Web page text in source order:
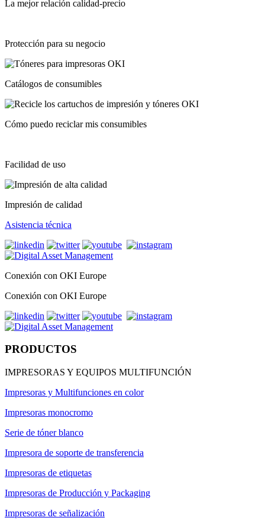
La mejor relación calidad-precio
Protección para su negocio
Catálogos de consumibles
Cómo puedo reciclar mis consumibles
Facilidad de uso
Impresión de calidad
Asistencia técnica
Conexión con OKI Europe
Conexión con OKI Europe
PRODUCTOS
IMPRESORAS Y EQUIPOS MULTIFUNCIÓN
Impresoras y Multifunciones en color
Impresoras monocromo
Serie de tóner blanco
Impresora de soporte de transferencia
Impresoras de etiquetas
Impresoras de Producción y Packaging
Impresoras de señalización